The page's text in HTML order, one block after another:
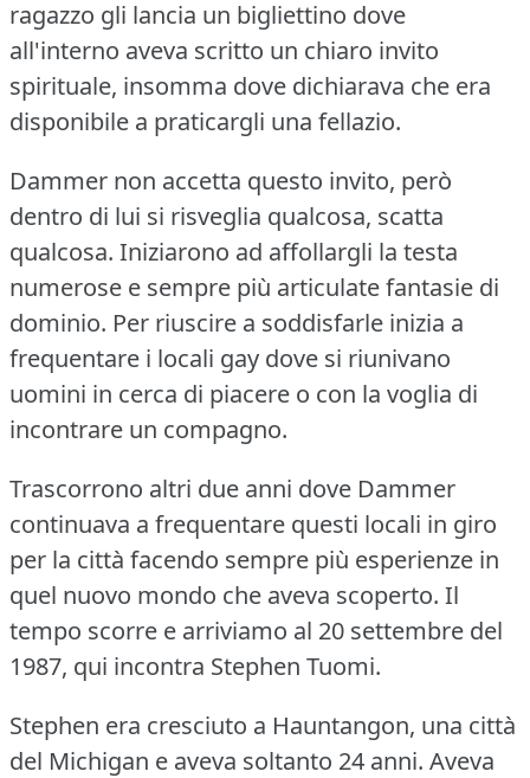
ragazzo gli lancia un bigliettino dove
all'interno aveva scritto un chiaro invito
spirituale, insomma dove dichiarava che era
disponibile a praticargli una fellazio.
Dammer non accetta questo invito, però
dentro di lui si risveglia qualcosa, scatta
qualcosa. Iniziarono ad affollargli la testa
numerose e sempre più articulate fantasie di
dominio. Per riuscire a soddisfarle inizia a
frequentare i locali gay dove si riunivano
uomini in cerca di piacere o con la voglia di
incontrare un compagno.
Trascorrono altri due anni dove Dammer
continuava a frequentare questi locali in giro
per la città facendo sempre più esperienze in
quel nuovo mondo che aveva scoperto. Il
tempo scorre e arriviamo al 20 settembre del
1987, qui incontra Stephen Tuomi.
Stephen era cresciuto a Hauntangon, una città
del Michigan e aveva soltanto 24 anni. Aveva